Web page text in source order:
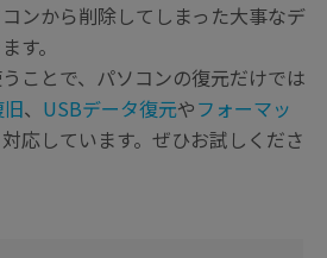
ンから削除してしまった大事なデ
す。
ことで、パソコンの復元だけでは
、 USBデータ復元やフォーマッ
応しています。ぜひお試しくださ